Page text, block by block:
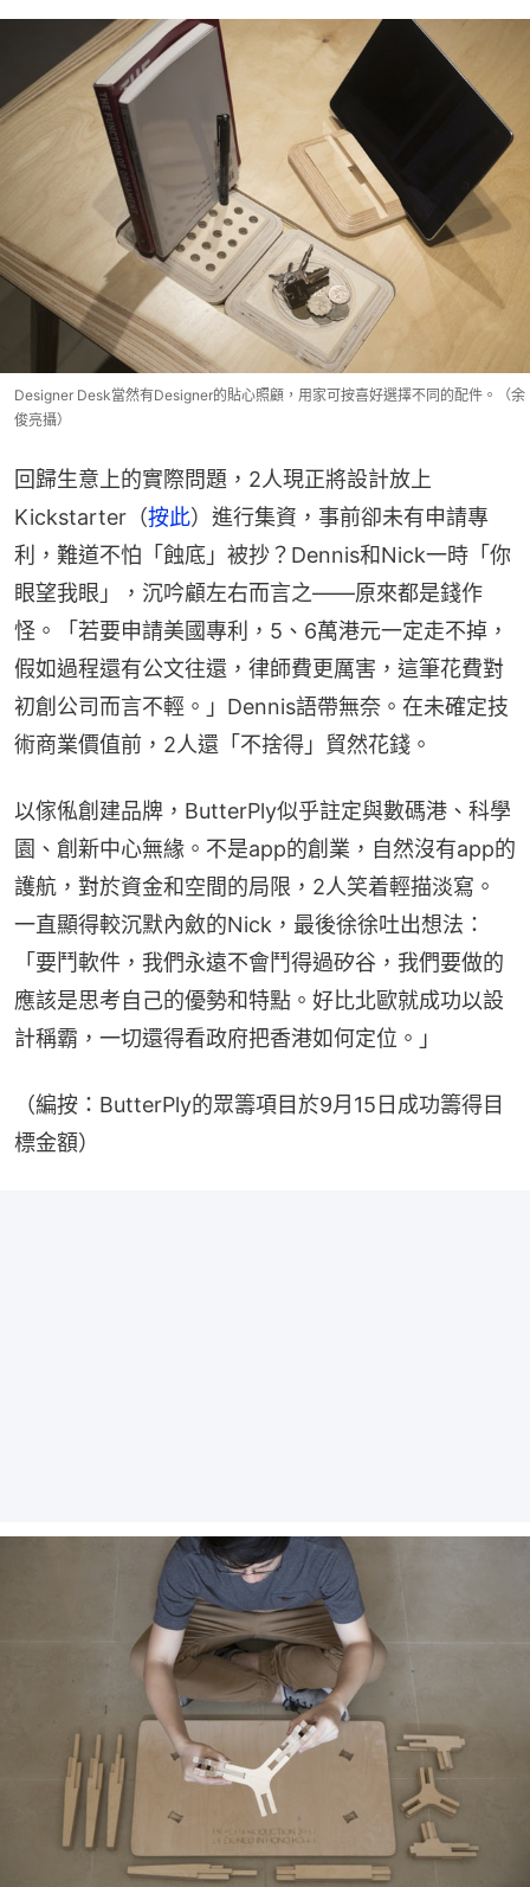
Designer Desk當然有Designer的貼心照顧，用家可按喜好選擇不同的配件。（余
俊亮攝）
回歸生意上的實際問題，2人現正將設計放上
Kickstarter（按此）進行集資，事前卻未有申請專
利，難道不怕「蝕底」被抄？Dennis和Nick一時「你
眼望我眼」，沉吟顧左右而言之——原來都是錢作
怪。「若要申請美國專利，5、6萬港元一定走不掉，
假如過程還有公文往還，律師費更厲害，這筆花費對
初創公司而言不輕。」Dennis語帶無奈。在未確定技
術商業價值前，2人還「不捨得」貿然花錢。
以傢俬創建品牌，ButterPly似乎註定與數碼港、科學
園、創新中心無緣。不是app的創業，自然沒有app的
護航，對於資金和空間的局限，2人笑着輕描淡寫。
一直顯得較沉默內斂的Nick，最後徐徐吐出想法：
「要鬥軟件，我們永遠不會鬥得過矽谷，我們要做的
應該是思考自己的優勢和特點。好比北歐就成功以設
計稱霸，一切還得看政府把香港如何定位。」
（編按：ButterPly的眾籌項目於9月15日成功籌得目
標金額）